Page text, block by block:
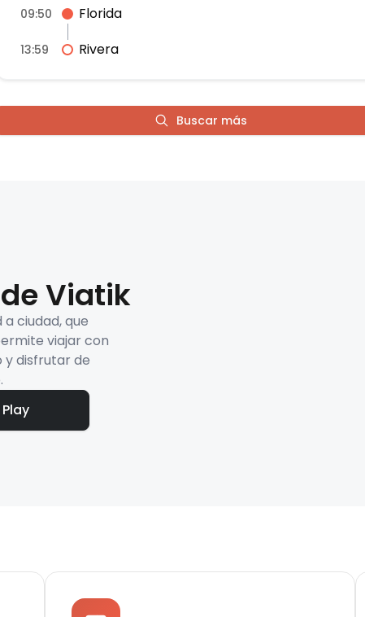
09:50 Florida
13:59 Rivera
Buscar más
Viatik
ciudad, que
viajar con
y disfrutar de